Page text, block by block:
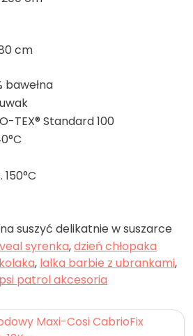
cm
bawełna
TEX® Standard 100
150°C
suszyć delikatnie w suszarce
syrenka,dzień chłopaka
, lalka barbie z ubrankami,
psi patrol akcesoria
Maxi-Cosi CabrioFix